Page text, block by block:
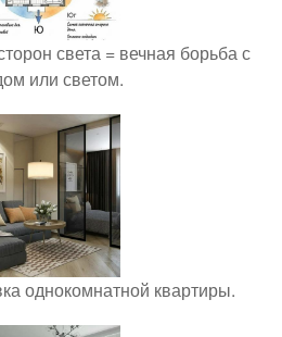
света = вечная борьба с
или светом.
однокомнатной квартиры.